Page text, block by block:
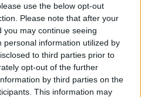
use the below opt-out
Please note that after your
may continue seeing
personal information utilized by
to third parties prior to
opt-out of the further
by third parties on the
This information may